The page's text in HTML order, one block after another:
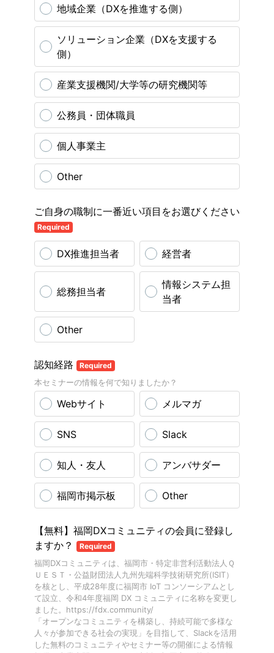
地域企業（DXを推進する側）
ソリューション企業（DXを支援する
側）
産業支援機関/大学等の研究機関等
公務員・団体職員
個人事業主
Other
ご自身の職制に一番近い項目をお選びください
Required
DX推進担当者 経営者
総務担当者
情報システム担
当者
Other
認知経路 Required
本セミナーの情報を何で知りましたか？
Webサイト メルマガ
SNS Slack
知人・友人 アンバサダー
福岡市掲示板 Other
【無料】福岡DXコミュニティの会員に登録し
ますか？
Required
福岡DXコミュニティは、福岡市・特定非営利活動法人Ｑ
ＵＥＳＴ・公益財団法人九州先端科学技術研究所(ISIT）
を核とし、平成28年度に福岡市 IoT コンソーシアムとし
て設立、令和4年度福岡 DX コミュニティに名称を変更し
ました。https://fdx.community/
「オープンなコミュニティを構築し、持続可能で多様な
人々が参加できる社会の実現」を目指して、Slackを活用
した無料のコミュニティやセミナー等の開催による情報